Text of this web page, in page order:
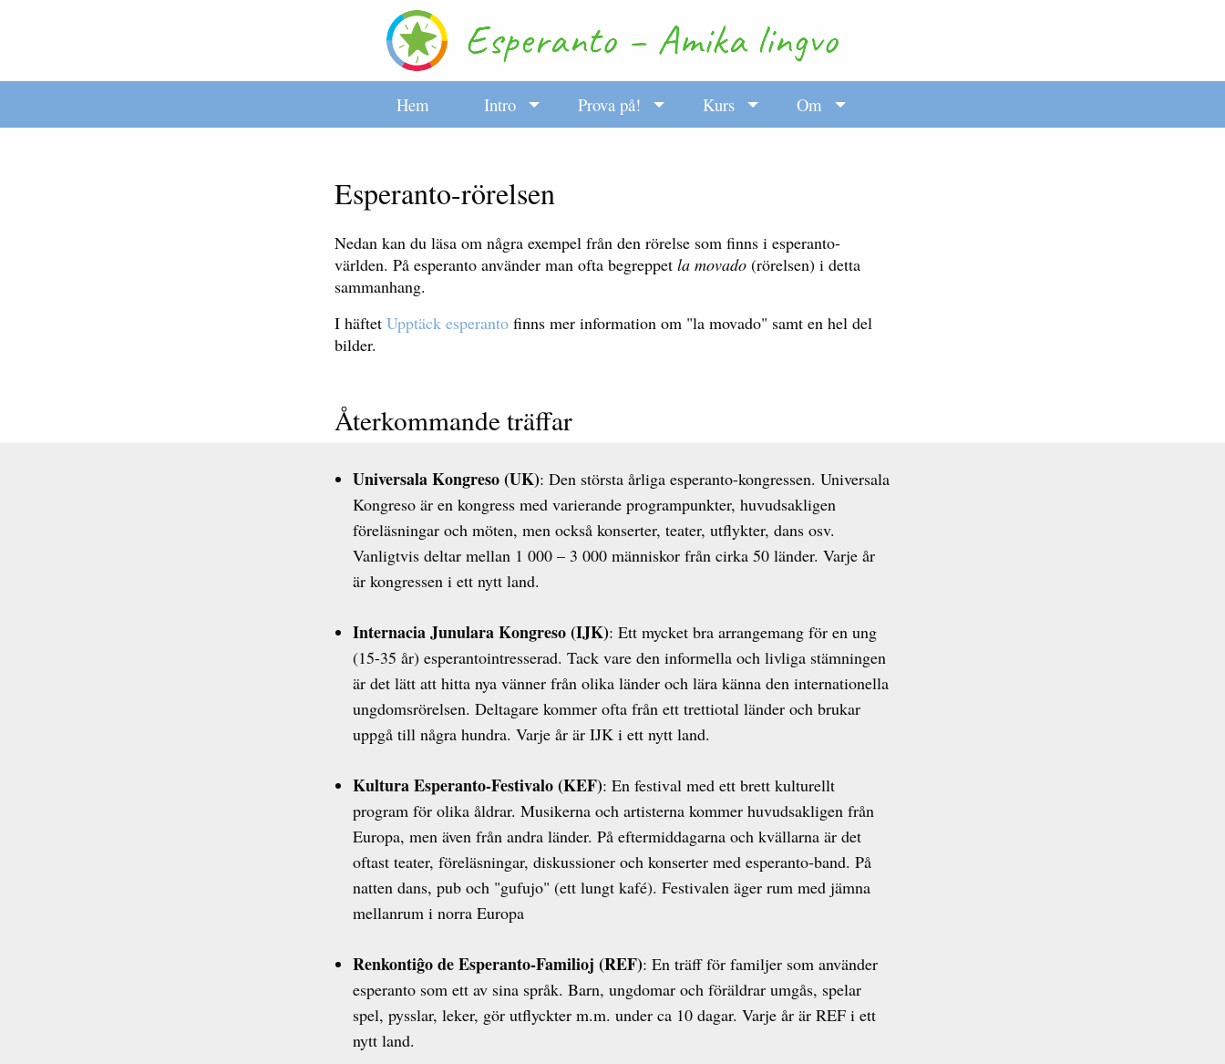
Hem Intro Prova på! Kurs Om
Esperanto-rörelsen
Nedan kan du läsa om några exempel från den rörelse som finns i esperanto-
världen. På esperanto använder man ofta begreppet la movado (rörelsen) i detta
sammanhang.
I häftet Upptäck esperanto finns mer information om "la movado" samt en hel del
bilder.
Återkommande träffar
Universala Kongreso (UK): Den största årliga esperanto-kongressen. Universala
Kongreso är en kongress med varierande programpunkter, huvudsakligen
föreläsningar och möten, men också konserter, teater, utflykter, dans osv.
Vanligtvis deltar mellan 1 000 – 3 000 människor från cirka 50 länder. Varje år
är kongressen i ett nytt land.
Internacia Junulara Kongreso (IJK): Ett mycket bra arrangemang för en ung
(15-35 år) esperantointresserad. Tack vare den informella och livliga stämningen
är det lätt att hitta nya vänner från olika länder och lära känna den internationella
ungdomsrörelsen. Deltagare kommer ofta från ett trettiotal länder och brukar
uppgå till några hundra. Varje år är IJK i ett nytt land.
Kultura Esperanto-Festivalo (KEF): En festival med ett brett kulturellt
program för olika åldrar. Musikerna och artisterna kommer huvudsakligen från
Europa, men även från andra länder. På eftermiddagarna och kvällarna är det
oftast teater, föreläsningar, diskussioner och konserter med esperanto-band. På
natten dans, pub och "gufujo" (ett lungt kafé). Festivalen äger rum med jämna
mellanrum i norra Europa
Renkontiĝo de Esperanto-Familioj (REF): En träff för familjer som använder
esperanto som ett av sina språk. Barn, ungdomar och föräldrar umgås, spelar
spel, pysslar, leker, gör utflyckter m.m. under ca 10 dagar. Varje år är REF i ett
nytt land.